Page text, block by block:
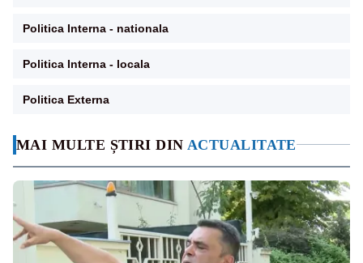
MAI MULTE ȘTIRI DIN ACTUALITATE
Politica Interna - nationala
Politica Interna - locala
Politica Externa